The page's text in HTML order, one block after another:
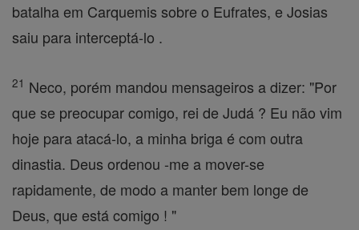
batalha em Carquemis sobre o Eufrates, e Josias
saiu para interceptá-lo .
21 Neco, porém mandou mensageiros a dizer: "Por
que se preocupar comigo, rei de Judá ? Eu não vim
hoje para atacá-lo, a minha briga é com outra
dinastia. Deus ordenou -me a mover-se
rapidamente, de modo a manter bem longe de
Deus, que está comigo ! "